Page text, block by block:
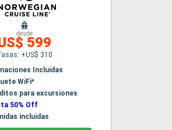
desde
599
+US$ 310
Incluidas
WiFi*
para excursiones
50% Off
incluidas